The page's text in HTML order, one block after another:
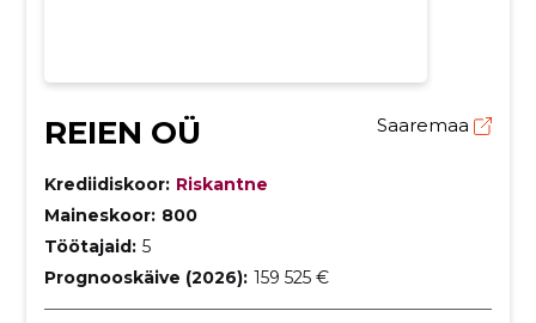
REIEN OÜ Saaremaa
Krediidiskoor: Riskantne
Maineskoor: 800
Töötajaid: 5
Prognooskäive (2026): 159 525 €